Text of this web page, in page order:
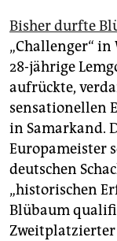
Bisher durfte
„Challenger“ in
28-jährige
aufrückte,
sensationellen
in Samarkand.
Europameister
deutschen
„historischen
Blübaum